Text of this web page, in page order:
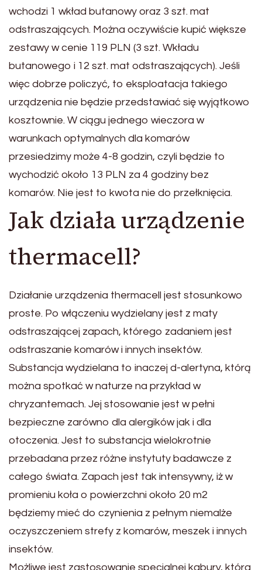
wchodzi 1 wkład butanowy oraz 3 szt. mat
odstraszających. Można oczywiście kupić większe
zestawy w cenie 119 PLN (3 szt. Wkładu
butanowego i 12 szt. mat odstraszających). Jeśli
więc dobrze policzyć, to eksploatacja takiego
urządzenia nie będzie przedstawiać się wyjątkowo
kosztownie. W ciągu jednego wieczora w
warunkach optymalnych dla komarów
przesiedzimy może 4-8 godzin, czyli będzie to
wychodzić około 13 PLN za 4 godziny bez
komarów. Nie jest to kwota nie do przełknięcia.
Jak działa urządzenie
thermacell?
Działanie urządzenia thermacell jest stosunkowo
proste. Po włączeniu wydzielany jest z maty
odstraszającej zapach, którego zadaniem jest
odstraszanie komarów i innych insektów.
Substancja wydzielana to inaczej d-alertyna, którą
można spotkać w naturze na przykład w
chryzantemach. Jej stosowanie jest w pełni
bezpieczne zarówno dla alergików jak i dla
otoczenia. Jest to substancja wielokrotnie
przebadana przez różne instytuty badawcze z
całego świata. Zapach jest tak intensywny, iż w
promieniu koła o powierzchni około 20 m2
będziemy mieć do czynienia z pełnym niemalże
oczyszczeniem strefy z komarów, meszek i innych
insektów.
Możliwe jest zastosowanie specjalnej kabury, która